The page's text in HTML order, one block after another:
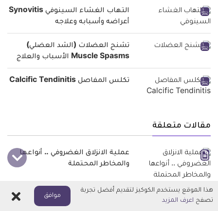
التهاب الغشاء السينوفي Synovitis
أعراضه وأسبابه وعلاجه
تشنج العضلات (الشد العضلي)
Muscle Spasms الأسباب والعلاج
تكلس المفاصل Calcific Tendinitis
مقالات متعلقة
عملية الانزلاق الغضروفي .. أنواعها
والمخاطر المحتملة
كيفية علاج الانزلاق الغضروفي بدون
هذا الموقع يستخدم الكوكيز لتقديم أفضل تجربة
تصفح اعرف المزيد
موافق اغلاق